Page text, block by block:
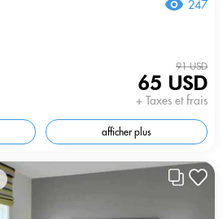
247
91 USD
65 USD
+ Taxes et frais
afficher plus